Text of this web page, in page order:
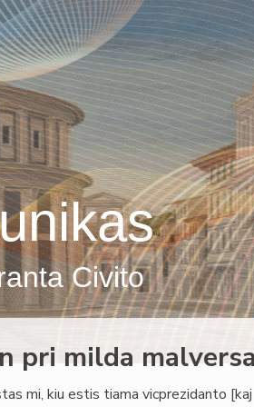
Civito
pri milda
mi, kiu estis tiama vicprezidanto [kaj